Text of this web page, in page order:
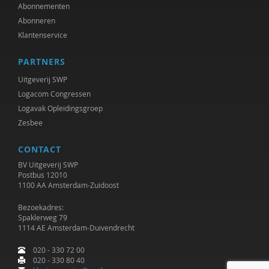
Jet Bussemaker
Mark Coeckelbergh
Mariëlle Cuijpers
Peter de Groot
Peter de Lange
Michiel de Ronde
Marcel de Rooij
Maurice de van der Schueren
Otto Dellemann
Abonnementen
Abonneren
Klantenservice
PARTNERS
Uitgeverij SWP
Logacom Congressen
Logavak Opleidingsgroep
Zesbee
CONTACT
BV Uitgeverij SWP
Postbus 12010
1100 AA Amsterdam-Zuidoost
Bezoekadres:
Spaklerweg 79
1114 AE Amsterdam-Duivendrecht
020 - 330 72 00
020 - 330 80 40